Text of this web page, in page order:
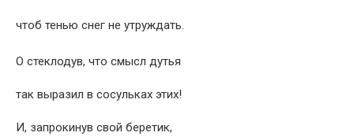
чтоб тенью снег не утруждать.
О стеклодув, что смысл дутья
так выразил в сосульках этих!
И, запрокинув свой беретик,